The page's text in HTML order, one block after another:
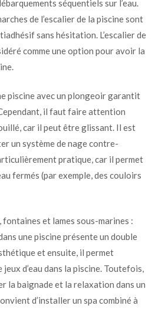
séquentiels sur l’eau.
de l’escalier de la piscine sont
sans hésitation. L’escalier de
comme une option pour avoir la
piscine avec un plongeoir garantit
il faut faire attention
car il peut être glissant. Il est
un système de nage contre-
pratique, car il permet
fermés (par exemple, des couloirs
fontaines et lames sous-marines :
une piscine présente un double
et ensuite, il permet
d’eau dans la piscine. Toutefois,
la baignade et la relaxation dans un
d’installer un spa combiné à